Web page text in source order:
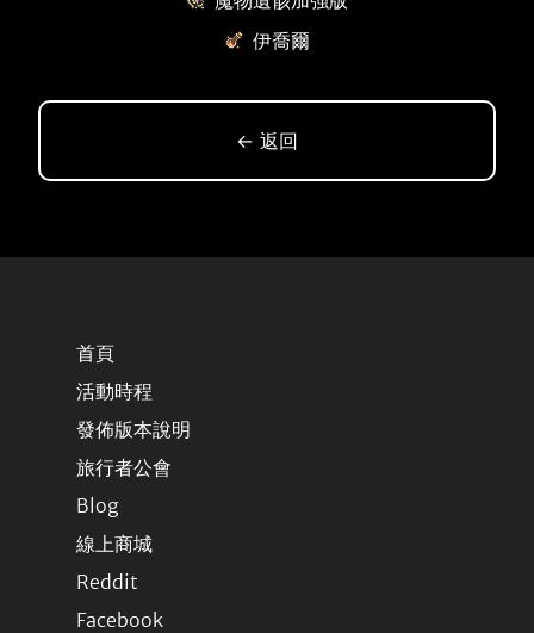
伊喬爾
← 返回
首頁
活動時程
發佈版本說明
旅行者公會
Blog
線上商城
Reddit
Facebook